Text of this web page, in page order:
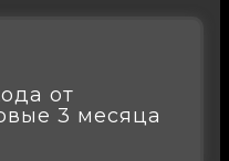
от
3 месяца